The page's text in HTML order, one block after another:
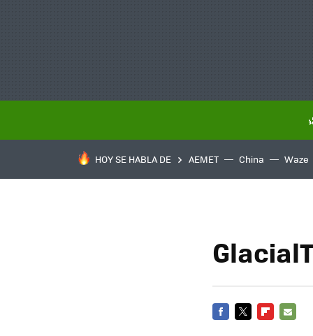
HOY SE HABLA DE AEMET China Waze